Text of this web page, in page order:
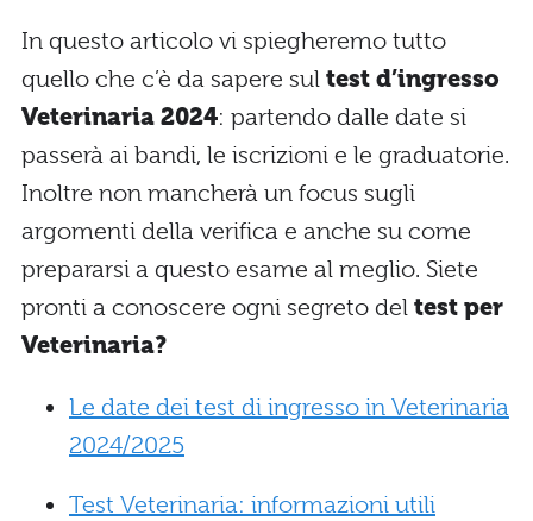
In questo articolo vi spiegheremo tutto
quello che c’è da sapere sul test d’ingresso
Veterinaria 2024: partendo dalle date si
passerà ai bandi, le iscrizioni e le graduatorie.
Inoltre non mancherà un focus sugli
argomenti della verifica e anche su come
prepararsi a questo esame al meglio. Siete
pronti a conoscere ogni segreto del test per
Veterinaria?
Le date dei test di ingresso in Veterinaria
2024/2025
Test Veterinaria: informazioni utili